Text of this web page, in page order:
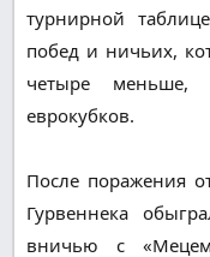
турнирной
побед и ничьих,
четыре меньше,
еврокубков.
После поражения
Гурвеннека
вничью с